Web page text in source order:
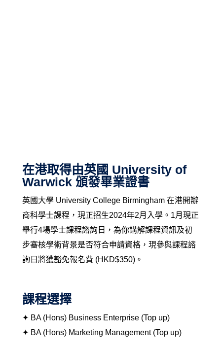
在港取得由英國 University of
Warwick 頒發畢業證書
英國大學 University College Birmingham 在港開辦
商科學士課程，現正招生2024年2月入學。1月現正
舉行4場學士課程諮詢日，為你講解課程資訊及初
步審核學術背景是否符合申請資格，現參與課程諮
詢日將獲豁免報名費 (HKD$350)。
課程選擇
✦ BA (Hons) Business Enterprise (Top up)
✦ BA (Hons) Marketing Management (Top up)